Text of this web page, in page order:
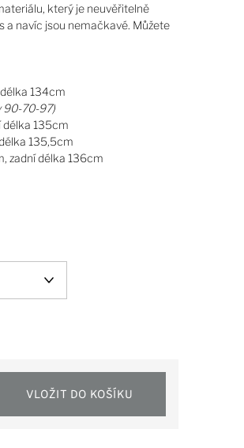
který je neuvěřitelně
a navíc jsou nemačkavé. Můžete
134cm
90-70-97)
délka 135cm
135,5cm
zadní délka 136cm
VLOŽIT DO KOŠÍKU